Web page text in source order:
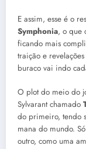
E assim, esse é o
Symphonia, o que
ficando mais
traição e
buraco vai indo
O plot do meio do
Sylvarant chamado
do primeiro, tendo
mana do mundo.
outro, como uma